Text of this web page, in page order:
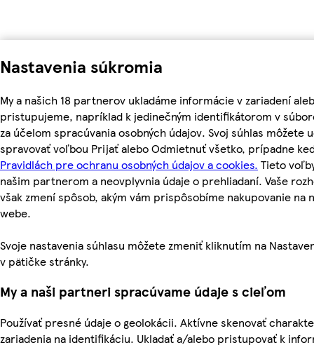
Nastavenia súkromia
My a našich 18 partnerov ukladáme informácie v zariadení
pristupujeme, napríklad k jedinečným identifikátorom v
za účelom spracúvania osobných údajov. Svoj súhlas môžete
spravovať voľbou Prijať alebo Odmietnuť všetko, prípadne
Pravidlách pre ochranu osobných údajov a cookies. Tieto
našim partnerom a neovplyvnia údaje o prehliadaní. Vaše
však zmení spôsob, akým vám prispôsobíme nakupovanie na
webe.
Svoje nastavenia súhlasu môžete zmeniť kliknutím na
v pätičke stránky.
My a naši partneri spracúvame údaje s cieľom
Používať presné údaje o geolokácii. Aktívne skenovať
zariadenia na identifikáciu. Ukladať a/alebo pristupovať k